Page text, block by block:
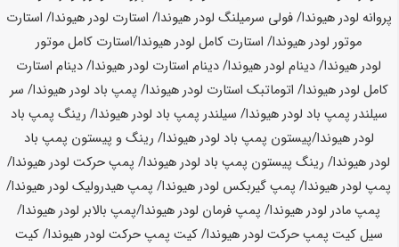
پروانه لودرهیوندا/ فولی سرمیلنگ لودرهیوندا/ استارت لودرهیوندا/ استارت
موتور لودرهیوندا/ استارت کامل لودرهیوندا/استارت کامل موتور
لودرهیوندا/ دینام لودرهیوندا/ دینام استارت لودرهیوندا/ دینام استارت
کامل لودرهیوندا/ اتوماتبک استارت لودرهیوندا/ پمپ باد لودرهیوندا/ سر
سیلندر پمپ باد لودرهیوندا/ سیلندر پمپ باد لودرهیوندا/ رینگ پمپ باد
لودرهیوندا/پیستون پمپ باد لودرهیوندا/ رینگ و پیستون پمپ باد
لودرهیوندا/ رینگ پیستون پمپ باد لودرهیوندا/ پمپ حرکت لودرهیوندا/
پمپ لودرهیوندا/ پمپ گیربکس لودرهیوندا/ پمپ هیدرولیک لودرهیوندا/
پمپ مادر لودرهیوندا/ پمپ فرمان لودرهیوندا/پمپ بالابر لودرهیوندا/
سیل کیت پمپ حرکت لودرهیوندا/ کیت پمپ حرکت لودرهیوندا/ کیت